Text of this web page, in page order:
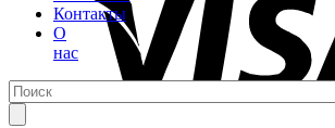
Контакты
О
нас